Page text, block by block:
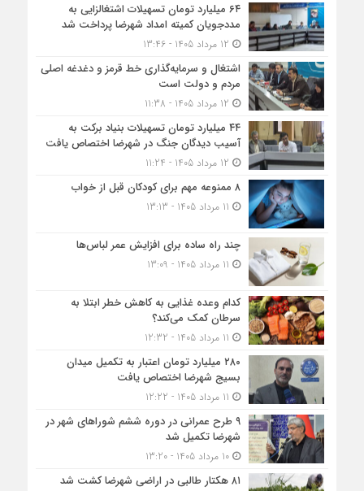
۶۴ میلیارد تومان تسهیلات اشتغالزایی به
مددجویان کمیته امداد شهرضا پرداخت شد
اشتغال و سرمایه‌گذاری خط قرمز و دغدغه اصلی
مردم و دولت است
۴۴ میلیارد تومان تسهیلات بنیاد برکت به
آسیب دیدگان جنگ در شهرضا اختصاص یافت
۸ ممنوعه مهم برای کودکان قبل از خواب
چند راه ساده برای افزایش عمر لباس‌ها
کدام وعده غذایی به کاهش خطر ابتلا به
سرطان کمک می‌کند؟
۲۸۰ میلیارد تومان اعتبار به تکمیل میدان
بسیج شهرضا اختصاص یافت
۹ طرح عمرانی در دوره ششم شوراهای شهر در
شهرضا تکمیل شد
10 مرداد 1405 - 13:20
۸۱ هکتار طالبی در اراضی شهرضا کشت شد